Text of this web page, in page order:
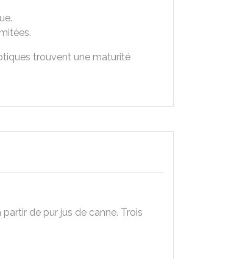
trouvent une maturité
de pur jus de canne. Trois